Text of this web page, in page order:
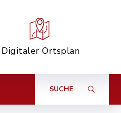
Digitaler Ortsplan
SUCHE